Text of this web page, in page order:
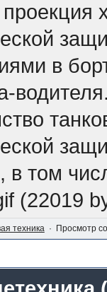
в
в том
(22019
техника· Просмотр